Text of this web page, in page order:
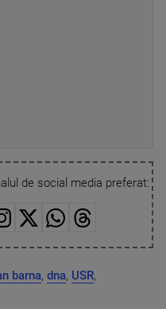
de social media preferat:
barna, dna, USR,